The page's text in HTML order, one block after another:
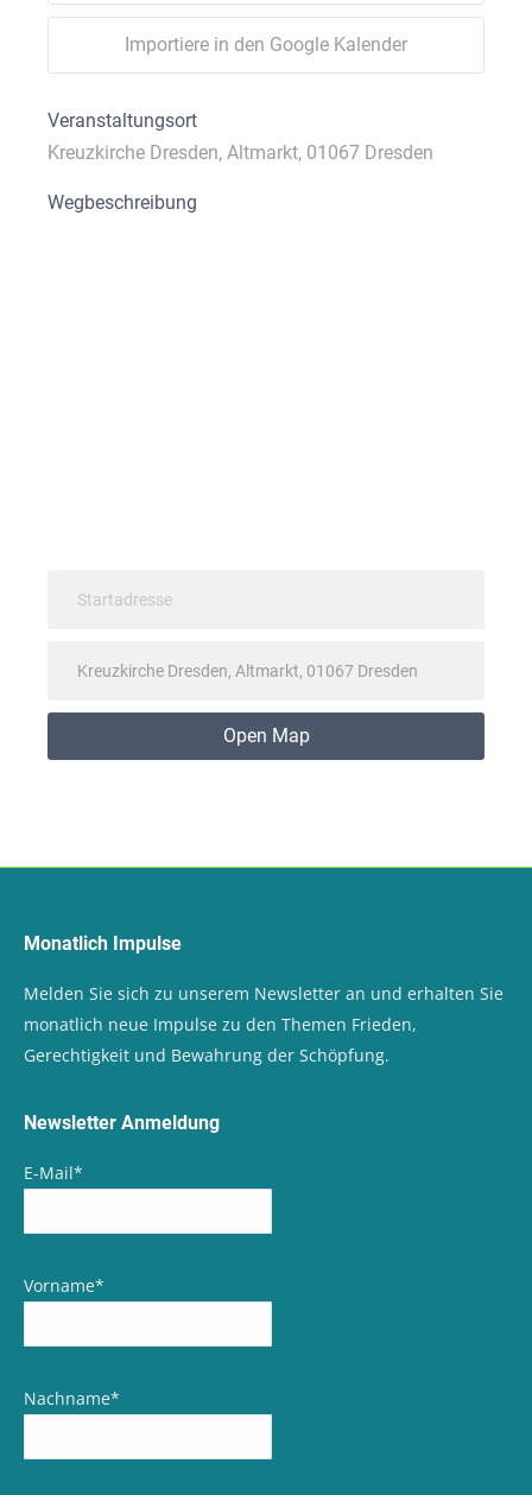
Importiere in den Google Kalender
Veranstaltungsort
Kreuzkirche Dresden, Altmarkt, 01067 Dresden
Wegbeschreibung
Open Map
Monatlich Impulse
Melden Sie sich zu unserem Newsletter an und erhalten Sie
monatlich neue Impulse zu den Themen Frieden,
Gerechtigkeit und Bewahrung der Schöpfung.
Newsletter Anmeldung
E-Mail*
Vorname*
Nachname*